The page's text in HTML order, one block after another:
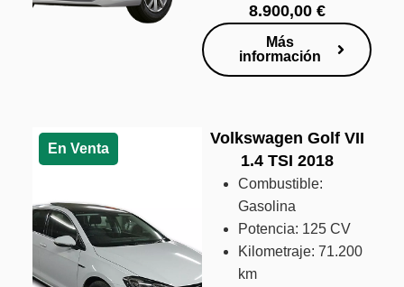
8.900,00 €
Más
información
En Venta
Volkswagen Golf VII
1.4 TSI 2018
Combustible:
Gasolina
Potencia: 125 CV
Kilometraje: 71.200
km